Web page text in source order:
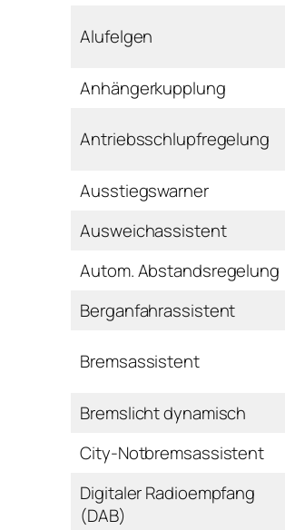
Alufelgen
Anhängerkupplung
Antriebsschlupfregelung
Ausstiegswarner
Ausweichassistent
Autom. Abstandsregelung
Berganfahrassistent
Bremsassistent
Bremslicht dynamisch
City-Notbremsassistent
Digitaler Radioempfang
(DAB)